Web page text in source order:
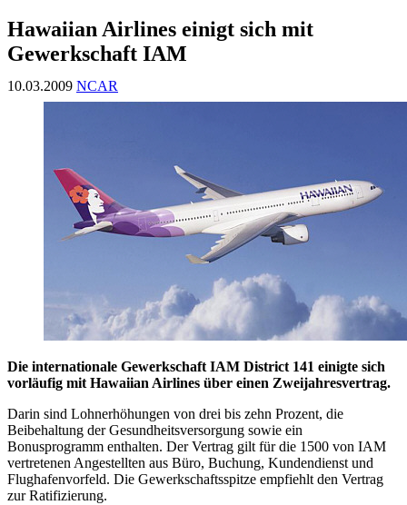
Hawaiian Airlines einigt sich mit
Gewerkschaft IAM
10.03.2009 NCAR
Die internationale Gewerkschaft IAM District 141 einigte sich
vorläufig mit Hawaiian Airlines über einen Zweijahresvertrag.
Darin sind Lohnerhöhungen von drei bis zehn Prozent, die
Beibehaltung der Gesundheitsversorgung sowie ein
Bonusprogramm enthalten. Der Vertrag gilt für die 1500 von IAM
vertretenen Angestellten aus Büro, Buchung, Kundendienst und
Flughafenvorfeld. Die Gewerkschaftsspitze empfiehlt den Vertrag
zur Ratifizierung.